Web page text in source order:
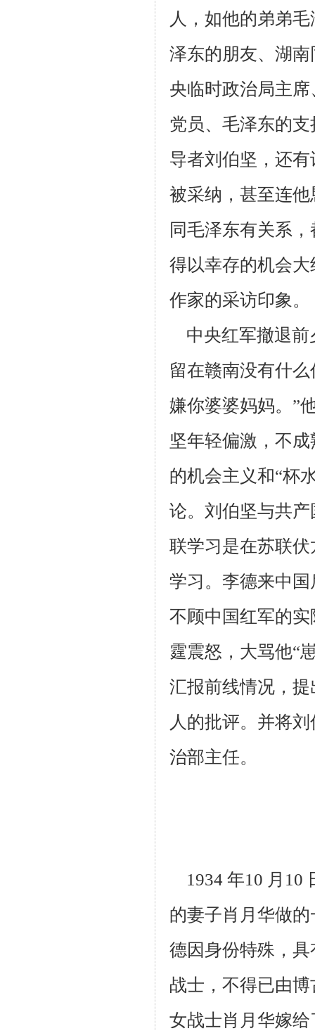
人，如他的弟弟
泽东的朋友、湖
央临时政治局主席
党员、毛泽东的
导者刘伯坚，还
被采纳，甚至连
同毛泽东有关系，
得以幸存的机会
作家的采访印象。
中央红军撤退前
留在赣南没有什
嫌你婆婆妈妈。”
坚年轻偏激， 不成
的机会主义和“杯
论。刘伯坚与共
联学习是在苏联伏
学习。李德来中
不顾中国红军的
霆震怒，大骂他“
汇报前线情况，提
人的批评。 并将
治部主任。
1934 年10 月10
的妻子肖月华做
德因身份特殊，具
战士，不得已由
女战士肖月华嫁